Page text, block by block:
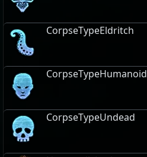
CorpseTypeEldritch
CorpseTypeHumanoid
CorpseTypeUndead